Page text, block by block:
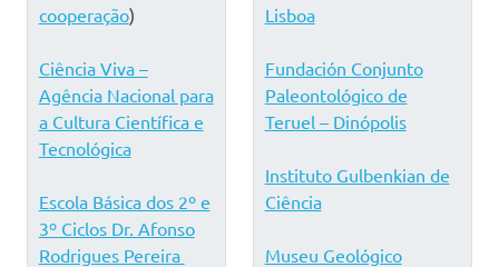
cooperação)
Ciência Viva –
Agência Nacional para
a Cultura Científica e
Tecnológica
Escola Básica dos 2º e
3º Ciclos Dr. Afonso
Rodrigues Pereira
Lisboa
Fundación Conjunto
Paleontológico de
Teruel – Dinópolis
Instituto Gulbenkian de
Ciência
Museu Geológico